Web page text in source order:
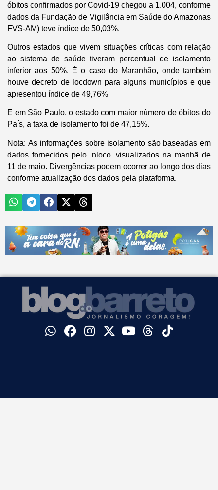
óbitos confirmados por Covid-19 chegou a 1.004, conforme
dados da Fundação de Vigilância em Saúde do Amazonas
FVS-AM) teve índice de 50,03%.
Outros estados que vivem situações críticas com relação
ao sistema de saúde tiveram percentual de isolamento
inferior aos 50%. É o caso do Maranhão, onde também
houve decreto de locdown para alguns municípios e que
apresentou índice de 49,76%.
E em São Paulo, o estado com maior número de óbitos do
País, a taxa de isolamento foi de 47,15%.
Nota: As informações sobre isolamento são baseadas em
dados fornecidos pelo Inloco, visualizados na manhã de
11 de maio. Divergências podem ocorrer ao longo dos dias
conforme atualização dos dados pela plataforma.